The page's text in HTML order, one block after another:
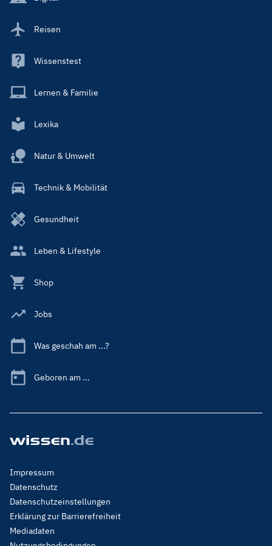
Reisen
Wissenstest
Lernen & Familie
Lexika
Natur & Umwelt
Technik & Mobilität
Gesundheit
Leben & Lifestyle
Shop
Jobs
Was geschah am ...?
Geboren am ...
Footer
Menu
Legal
Impressum
Datenschutz
Datenschutzeinstellungen
Erklärung zur Barrierefreiheit
Mediadaten